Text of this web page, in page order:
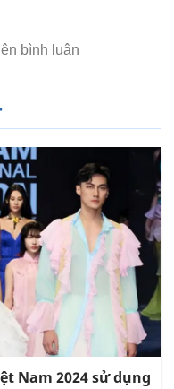
Nam 2024 sử dụng